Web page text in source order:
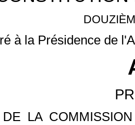
à la Présidence de
LA